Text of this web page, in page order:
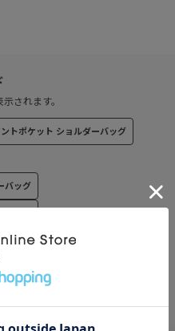
トポケット ショルダーバッグ
バッグ
ケット MACKINTOSH PHILOSOPHY
されます。